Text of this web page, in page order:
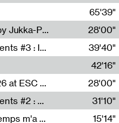
Sarah Tritz,Elene Lapiashivili,Justin Marconnet,Mateo Cuche,Esther Lechevalier,Suzie Lecroart,Romance Castelet
65'39"
Radia Show #1108 : as or another by Jukka-Pekka Kervinen / Rádio Zero
28'00"
Sous le paysage - Habiter les éléments #3 : Interprétations, rituels et symboliques des éléments
39'40"
42'16"
Radia Show #1107 : Art's Birthday 26 at ESC - Medien Kunst Labor
28'00"
Sous le paysage - Habiter les éléments #2 : Vers le tournant élémentaire
31'10"
Impossible de savoir combien de temps m'a échappé
15'14"